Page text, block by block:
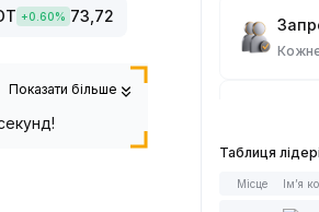
+0.60% 73,72
Показати більше
Таблиця
Місце Ім’я